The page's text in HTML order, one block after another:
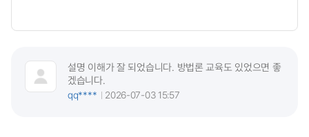
설명 이해가 잘 되었습니다. 방법론 교육도 있었으면 좋
겠습니다.
qq****
2026-07-03 15:57